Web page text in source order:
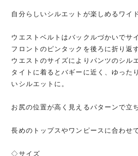
自分らしいシルエットが楽しめるワイ
ウエストベルトはバックルづかいでサ
フロントのピンタックを後ろに折り返
ウエストのサイズによりパンツのシル
タイトに着るとバギーに近く、ゆった
いシルエットに。
お尻の位置が高く見えるパターンで立
長めのトップスやワンピースに合わせ
◇サイズ